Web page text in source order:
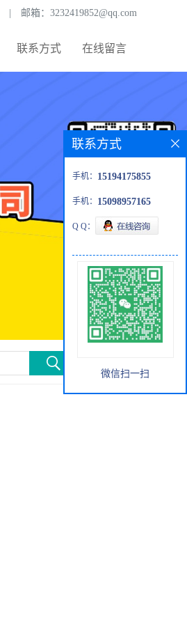
邮箱： 3232419852@qq.com
联系方式 在线留言
联系方式
手机： 15194175855
手机： 15098957165
Q Q：
微信扫一扫